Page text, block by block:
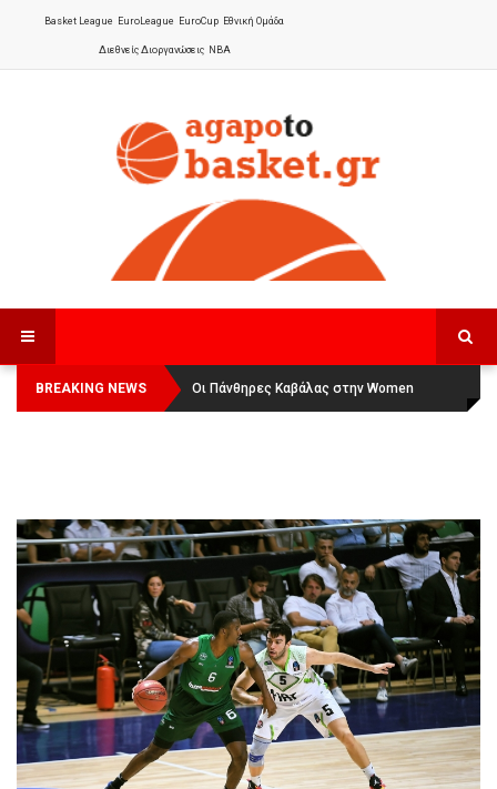
Basket League EuroLeague EuroCup Εθνική Ομάδα
Διεθνείς Διοργανώσεις NBA
BREAKING NEWS
Οι Πάνθηρες Καβάλας στην Women
Basketball League 1:
Αναχώρησε για τα Γιάννενα η Εθνική
Γυναικών